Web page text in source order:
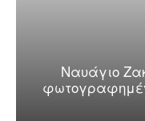
Ναυάγιο